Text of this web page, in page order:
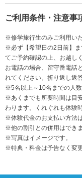
ご利用条件・注意事
※修学旅行生のみご利用い
※必ず【希望日の2日前】
てご予約確認の上、お越し
お電話の場合、留守番電話
れてください。折り返し返
※5名以上～10名までの人数
※あくまでも所要時間は目
わります。くれぐれも体験
※体験代金のお支払い方法
※他の割引との併用はできま
※写真はイメージです。
※特典・料金は予告なく変